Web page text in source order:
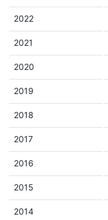
2022
2021
2020
2019
2018
2017
2016
2015
2014